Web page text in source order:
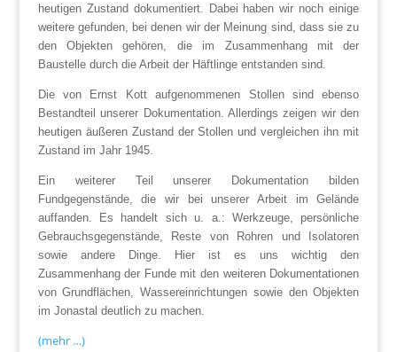
heutigen Zustand dokumentiert. Dabei haben wir noch einige
weitere gefunden, bei denen wir der Meinung sind, dass sie zu
den Objekten gehören, die im Zusammenhang mit der
Baustelle durch die Arbeit der Häftlinge entstanden sind.
Die von Ernst Kott aufgenommenen Stollen sind ebenso
Bestandteil unserer Dokumentation. Allerdings zeigen wir den
heutigen äußeren Zustand der Stollen und vergleichen ihn mit
Zustand im Jahr 1945.
Ein weiterer Teil unserer Dokumentation bilden
Fundgegenstände, die wir bei unserer Arbeit im Gelände
auffanden. Es handelt sich u. a.: Werkzeuge, persönliche
Gebrauchsgegenstände, Reste von Rohren und Isolatoren
sowie andere Dinge. Hier ist es uns wichtig den
Zusammenhang der Funde mit den weiteren Dokumentationen
von Grundflächen, Wassereinrichtungen sowie den Objekten
im Jonastal deutlich zu machen.
(mehr …)